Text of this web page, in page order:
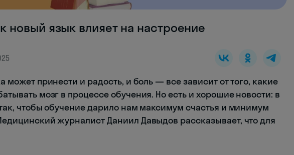
новый язык влияет на настроение
может принести и радость, и боль — все зависит от того, какие
мозг в процессе обучения. Но есть и хорошие новости: в
чтобы обучение дарило нам максимум счастья и минимум
журналист Даниил Давыдов рассказывает, что для